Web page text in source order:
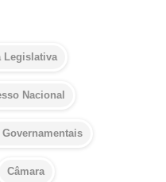
Legislativa
Nacional
Câmara